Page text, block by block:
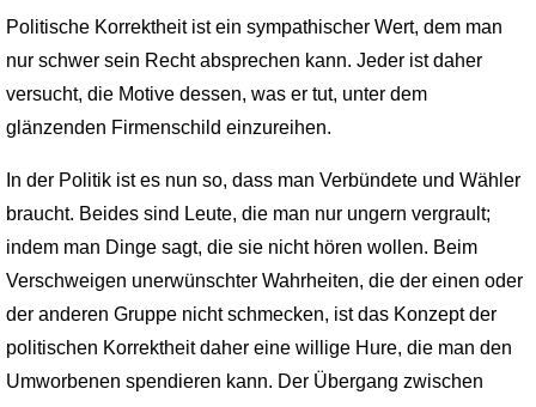
Politische Korrektheit ist ein sympathischer Wert, dem man
nur schwer sein Recht absprechen kann. Jeder ist daher
versucht, die Motive dessen, was er tut, unter dem
glänzenden Firmenschild einzureihen.
In der Politik ist es nun so, dass man Verbündete und Wähler
braucht. Beides sind Leute, die man nur ungern vergrault;
indem man Dinge sagt, die sie nicht hören wollen. Beim
Verschweigen unerwünschter Wahrheiten, die der einen oder
der anderen Gruppe nicht schmecken, ist das Konzept der
politischen Korrektheit daher eine willige Hure, die man den
Umworbenen spendieren kann. Der Übergang zwischen